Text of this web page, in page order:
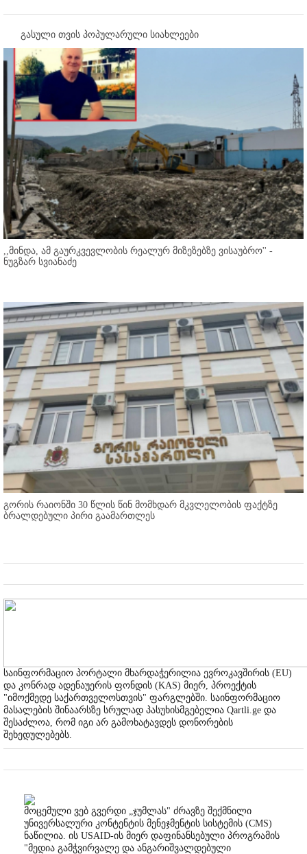
გასული თვის პოპულარული სიახლეები
,,მინდა, ამ გაურკვევლობის რეალურ მიზეზებზე ვისაუბრო'' -
ნუგზარ სვიანაძე
გორის რაიონში 30 წლის წინ მომხდარ მკვლელობის ფაქტზე
ბრალდებული პირი გაამართლეს
საინფორმაციო პორტალი მხარდაჭერილია ევროკავშირის (EU)
და კონრად ადენაუერის ფონდის (KAS) მიერ, პროექტის
"იმოქმედე საქართველოსთვის" ფარგლებში. საინფორმაციო
მასალების შინაარსზე სრულად პასუხისმგებელია Qartli.ge და
შესაძლოა, რომ იგი არ გამოხატავდეს დონორების
შეხედულებებს.
მოცემული ვებ გვერდი „ჯუმლას" ძრავზე შექმნილი
უნივერსალური კონტენტის მენეჯმენტის სისტემის (CMS)
ნაწილია. ის USAID-ის მიერ დაფინანსებული პროგრამის
"მედია გამჭვირვალე და ანგარიშვალდებული